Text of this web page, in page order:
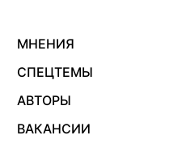
МНЕНИЯ
СПЕЦТЕМЫ
АВТОРЫ
ВАКАНСИИ